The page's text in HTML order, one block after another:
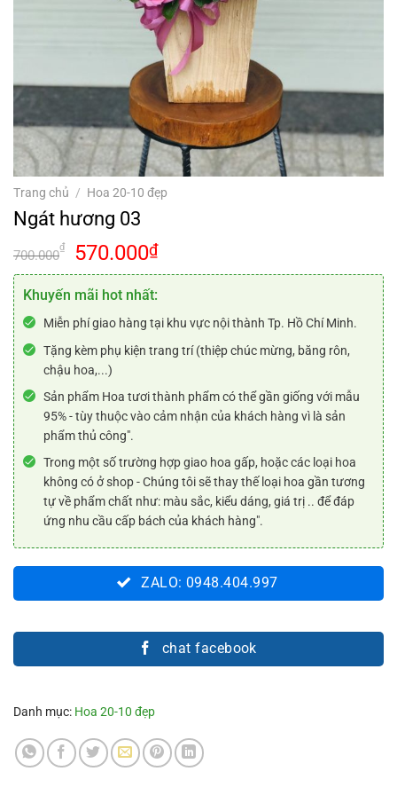
Trang chủ / Hoa 20-10 đẹp
Ngát hương 03
700.000
₫
Giá
gốc
là:
700.000₫.
570.000₫Giá
hiện
tại
là:
570.000₫.
Khuyến mãi hot nhất:
Miễn phí giao hàng tại khu vực nội thành Tp. Hồ Chí Minh.
Tặng kèm phụ kiện trang trí (thiệp chúc mừng, băng rôn,
chậu hoa,...)
Sản phẩm Hoa tươi thành phẩm có thể gần giống với mẫu
95% - tùy thuộc vào cảm nhận của khách hàng vì là sản
phẩm thủ công".
Trong một số trường hợp giao hoa gấp, hoặc các loại hoa
không có ở shop - Chúng tôi sẽ thay thế loại hoa gần tương
tự về phẩm chất như: màu sắc, kiểu dáng, giá trị .. để đáp
ứng nhu cầu cấp bách của khách hàng".
ZALO: 0948.404.997
chat facebook
Danh mục: Hoa 20-10 đẹp